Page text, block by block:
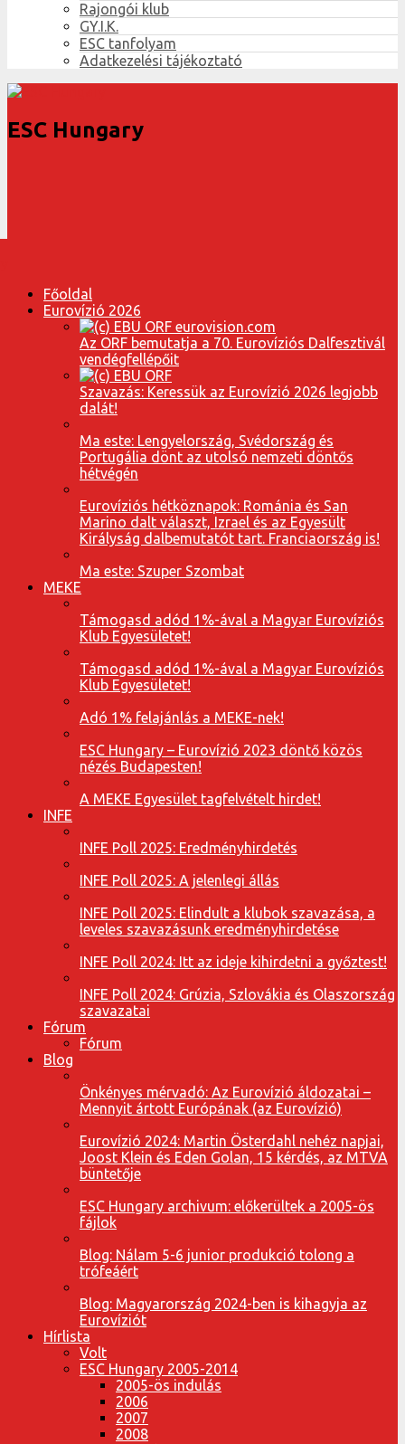
Rajongói klub
GY.I.K.
ESC tanfolyam
Adatkezelési tájékoztató
ESC Hungary
Főoldal
Eurovízió 2026
Az ORF bemutatja a 70. Eurovíziós Dalfesztivál
vendégfellépőit
Szavazás: Keressük az Eurovízió 2026 legjobb
dalát!
Ma este: Lengyelország, Svédország és
Portugália dönt az utolsó nemzeti döntős
hétvégén
Eurovíziós hétköznapok: Románia és San
Marino dalt választ, Izrael és az Egyesült
Királyság dalbemutatót tart. Franciaország is!
Ma este: Szuper Szombat
MEKE
Támogasd adód 1%-ával a Magyar Eurovíziós
Klub Egyesületet!
Támogasd adód 1%-ával a Magyar Eurovíziós
Klub Egyesületet!
Adó 1% felajánlás a MEKE-nek!
ESC Hungary – Eurovízió 2023 döntő közös
nézés Budapesten!
A MEKE Egyesület tagfelvételt hirdet!
INFE
INFE Poll 2025: Eredményhirdetés
INFE Poll 2025: A jelenlegi állás
INFE Poll 2025: Elindult a klubok szavazása, a
leveles szavazásunk eredményhirdetése
INFE Poll 2024: Itt az ideje kihirdetni a győztest!
INFE Poll 2024: Grúzia, Szlovákia és Olaszország
szavazatai
Fórum
Fórum
Blog
Önkényes mérvadó: Az Eurovízió áldozatai –
Mennyit ártott Európának (az Eurovízió)
Eurovízió 2024: Martin Österdahl nehéz napjai,
Joost Klein és Eden Golan, 15 kérdés, az MTVA
büntetője
ESC Hungary archivum: előkerültek a 2005-ös
fájlok
Blog: Nálam 5-6 junior produkció tolong a
trófeáért
Blog: Magyarország 2024-ben is kihagyja az
Eurovíziót
Hírlista
Volt
ESC Hungary 2005-2014
2005-ös indulás
2006
2007
2008